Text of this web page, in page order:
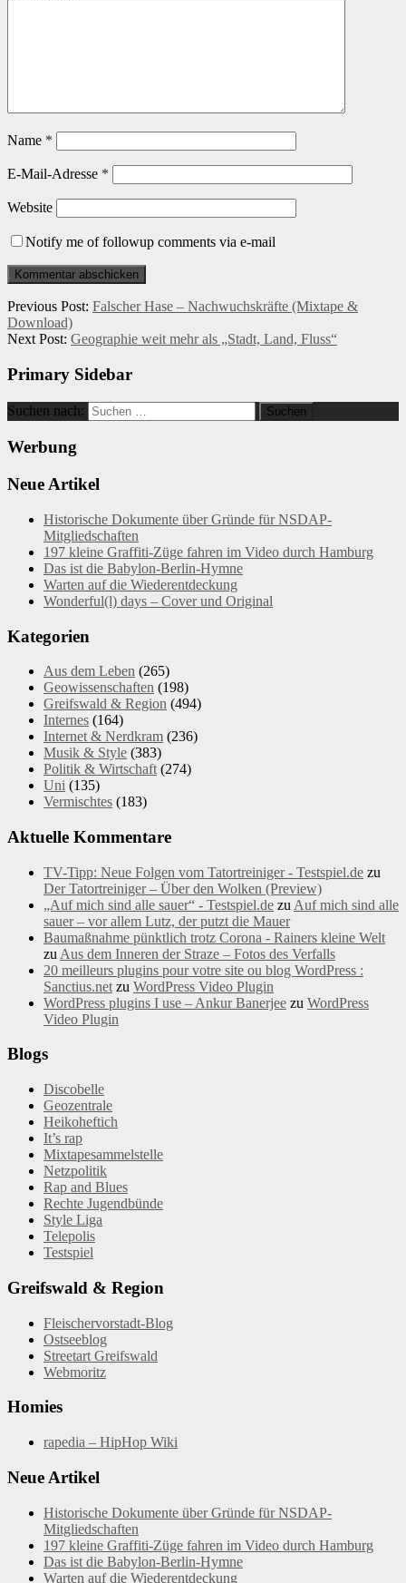
Name *
E-Mail-Adresse *
Website
Notify me of followup comments via e-mail
Previous Post: Falscher Hase – Nachwuchskräfte (Mixtape &
Download)
Next Post: Geographie weit mehr als „Stadt, Land, Fluss“
Primary Sidebar
Suchen nach:
Werbung
Neue Artikel
Historische Dokumente über Gründe für NSDAP-
Mitgliedschaften
197 kleine Graffiti-Züge fahren im Video durch Hamburg
Das ist die Babylon-Berlin-Hymne
Warten auf die Wiederentdeckung
Wonderful(l) days – Cover und Original
Kategorien
Aus dem Leben (265)
Geowissenschaften (198)
Greifswald & Region (494)
Internes (164)
Internet & Nerdkram (236)
Musik & Style (383)
Politik & Wirtschaft (274)
Uni (135)
Vermischtes (183)
Aktuelle Kommentare
TV-Tipp: Neue Folgen vom Tatortreiniger - Testspiel.de zu
Der Tatortreiniger – Über den Wolken (Preview)
„Auf mich sind alle sauer“ - Testspiel.de zu Auf mich sind alle
sauer – vor allem Lutz, der putzt die Mauer
Baumaßnahme pünktlich trotz Corona - Rainers kleine Welt
zu Aus dem Inneren der Straze – Fotos des Verfalls
20 meilleurs plugins pour votre site ou blog WordPress :
Sanctius.net zu WordPress Video Plugin
WordPress plugins I use – Ankur Banerjee zu WordPress
Video Plugin
Blogs
Discobelle
Geozentrale
Heikoheftich
It’s rap
Mixtapesammelstelle
Netzpolitik
Rap and Blues
Rechte Jugendbünde
Style Liga
Telepolis
Testspiel
Greifswald & Region
Fleischervorstadt-Blog
Ostseeblog
Streetart Greifswald
Webmoritz
Homies
rapedia – HipHop Wiki
Neue Artikel
Historische Dokumente über Gründe für NSDAP-
Mitgliedschaften
197 kleine Graffiti-Züge fahren im Video durch Hamburg
Das ist die Babylon-Berlin-Hymne
Warten auf die Wiederentdeckung